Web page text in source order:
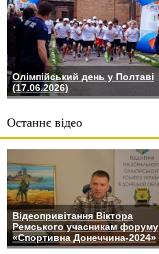
Олімпійський день у Полтаві
(17.06.2026)
Останнє відео
Відеопривітання Віктора
Ремського учасникам форуму
«Спортивна Донеччина-2024»